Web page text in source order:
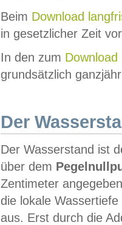
Beim Download
in gesetzlicher Zeit
In den zum Download
grundsätzlich
Der
Der Wasserstand ist
über dem
Zentimeter
die lokale
aus. Erst durch die